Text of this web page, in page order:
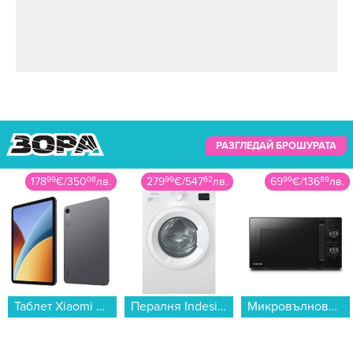
РАЗГЛЕДАЙ БРОШУРАТА
27999€/54762лв.
Пералня Indesit IM 762 MY TIME EE , 1200 об./мин., 7.00 kg, A , Бял...
6999€/13689лв.
Микровълнова фурна Toshiba MW-MM20PBK , 20 Литри, 800 W...
21599€/42244лв.
Кафемашина DeLonghi EC890.WI...